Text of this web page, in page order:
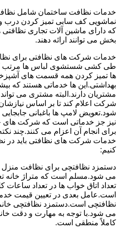
خدمات نظافت ساختمان شامل
نماشویی کف سابی تمیز کردن درب
که دارای ماشین آلات تجاری نظافتی
بخش می توانند ارائه دهند.
خدمات شرکت های نظافتی برای
طی کشی شستشوی لباس ها مرتب
ها تمیز کردن همه قسمت های
بهداشتی.این ها خدماتی هستند که
مشتریان دارند.البته مشتری می
شرکت اعلام کند تا بر اساس
شود.تعویض لامپ ها باغبانی
نیز جز خدماتی است که شرکت های
برای انجام آن اعزام می کنند.چند
خدمات شرکت های نظافتی باید در
کنیم:
دستمزد نظافتچی برای نظافت
می شود.مسلم است که متراژ خانه
تعداد اتاق خواب ها در تعداد ساعات
است.عامل بعدی در تعیین قیمت
نظافتچی است.دستمزد نظافتچی
می شود.با توجه به مهارت و دقت
کاملاً منطقی است.